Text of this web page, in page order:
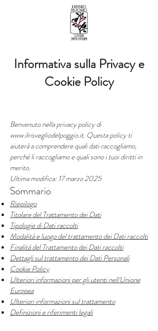
Informativa sulla Privacy e
Cookie Policy
Benvenuto nella privacy policy di
www.ilrisvegliodelpoggio.it. Questa policy ti
aiuterà a comprendere quali dati raccogliamo,
perché li raccogliamo e quali sono i tuoi diritti in
merito.
Ultima modifica: 17 marzo 2025
Sommario
Riepilogo
Titolare del Trattamento dei Dati
Tipologie di Dati raccolti
Modalità e luogo del trattamento dei Dati raccolti
Finalità del Trattamento dei Dati raccolti
Dettagli sul trattamento dei Dati Personali
Cookie Policy
Ulteriori informazioni per gli utenti nell'Unione
Europea
Ulteriori informazioni sul trattamento
Definizioni e riferimenti legali